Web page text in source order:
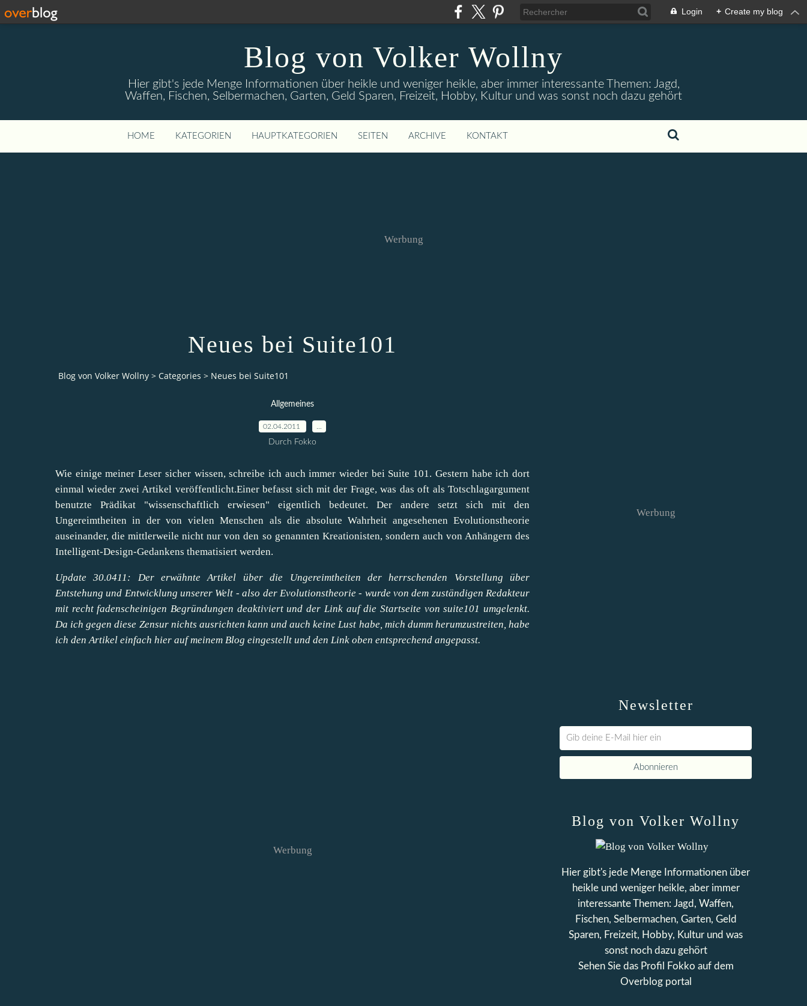
Login + Create my blog
Blog von Volker Wollny
Hier gibt's jede Menge Informationen über heikle und weniger heikle, aber immer interessante Themen: Jagd,
Waffen, Fischen, Selbermachen, Garten, Geld Sparen, Freizeit, Hobby, Kultur und was sonst noch dazu gehört
HOME KATEGORIEN HAUPTKATEGORIEN SEITEN ARCHIVE KONTAKT
Werbung
Neues bei Suite101
Blog von Volker Wollny > Categories > Neues bei Suite101
Allgemeines
02.04.2011
Durch Fokko
Wie einige meiner Leser sicher wissen, schreibe ich auch immer wieder bei Suite 101. Gestern habe ich dort
einmal wieder zwei Artikel veröffentlicht.Einer befasst sich mit der Frage, was das oft als Totschlagargument
benutzte Prädikat "wissenschaftlich erwiesen" eigentlich bedeutet. Der andere setzt sich mit den
Ungereimtheiten in der von vielen Menschen als die absolute Wahrheit angesehenen Evolutionstheorie
auseinander, die mittlerweile nicht nur von den so genannten Kreationisten, sondern auch von Anhängern des
Intelligent-Design-Gedankens thematisiert werden.
Update 30.0411: Der erwähnte Artikel über die Ungereimtheiten der herrschenden Vorstellung über
Entstehung und Entwicklung unserer Welt - also der Evolutionstheorie - wurde von dem zuständigen Redakteur
mit recht fadenscheinigen Begründungen deaktiviert und der Link auf die Startseite von suite101 umgelenkt.
Da ich gegen diese Zensur nichts ausrichten kann und auch keine Lust habe, mich dumm herumzustreiten, habe
ich den Artikel einfach hier auf meinem Blog eingestellt und den Link oben entsprechend angepasst.
Werbung
Newsletter
Werbung
Blog von Volker Wollny
Hier gibt's jede Menge Informationen über
heikle und weniger heikle, aber immer
interessante Themen: Jagd, Waffen,
Fischen, Selbermachen, Garten, Geld
Sparen, Freizeit, Hobby, Kultur und was
sonst noch dazu gehört
Sehen Sie das Profil
Fokko auf dem
Overblog portal